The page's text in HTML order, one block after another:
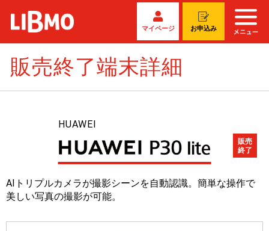
マイページ お申込み
販売終了端末詳細
HUAWEI
販売
終了
AIトリプルカメラが撮影シーンを自動認識。簡単な操作で
美しい写真の撮影が可能。